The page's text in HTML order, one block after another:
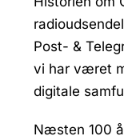
Post- &
vi har været
digitale
Næsten 100